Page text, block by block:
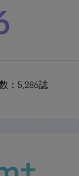
：5,286誌